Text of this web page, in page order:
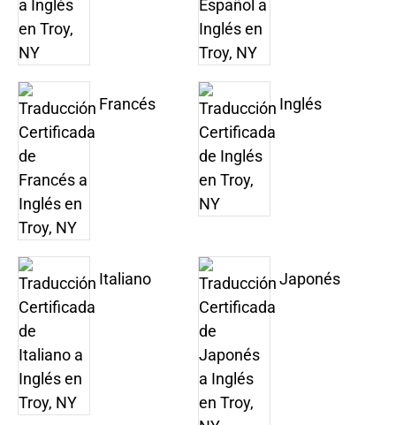
Francés Inglés
Italiano Japonés